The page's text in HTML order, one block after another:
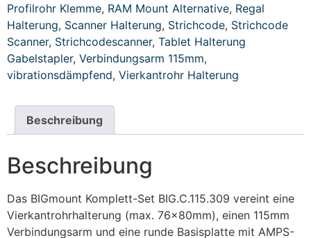
Profilrohr Klemme, RAM Mount Alternative, Regal
Halterung, Scanner Halterung, Strichcode, Strichcode
Scanner, Strichcodescanner, Tablet Halterung
Gabelstapler, Verbindungsarm 115mm,
vibrationsdämpfend, Vierkantrohr Halterung
Beschreibung
Beschreibung
Das BIGmount Komplett-Set BIG.C.115.309 vereint eine
Vierkantrohrhalterung (max. 76x80mm), einen 115mm
Verbindungsarm und eine runde Basisplatte mit AMPS-